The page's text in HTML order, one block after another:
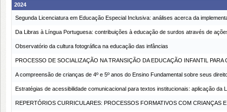
2024
Segunda Licenciatura em Educação Especial Inclusiva: análises acerca da
Da Libras à Língua Portuguesa: contribuições à educação de surdos através de
Observatório da cultura fotográfica na educação das infâncias
PROCESSO DE SOCIALIZAÇÃO NA TRANSIÇÃO DA EDUCAÇÃO INFANTIL
A compreensão de crianças de 4º e 5º anos do Ensino Fundamental sobre seus
Estratégias de acessibilidade comunicacional para textos institucionais: aplicação da
REPERTÓRIOS CURRICULARES: PROCESSOS FORMATIVOS COM CRIANÇAS